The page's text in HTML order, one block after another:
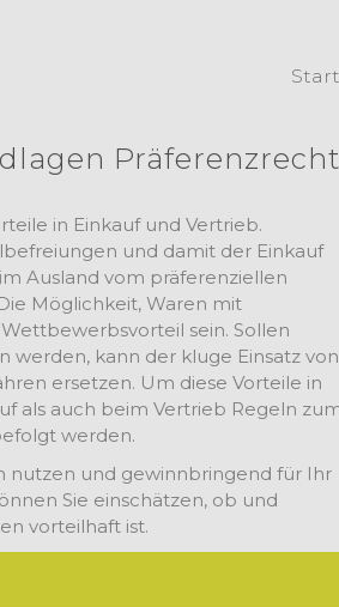
Präferenzrecht
in Einkauf und Vertrieb.
und damit der Einkauf
Ausland vom präferenziellen
Möglichkeit, Waren mit
sein. Sollen
kann der kluge Einsatz von
ersetzen. Um diese Vorteile in
als auch beim Vertrieb Regeln
werden.
nutzen und gewinnbringend für Ihr
Sie einschätzen, ob und
vorteilhaft ist.